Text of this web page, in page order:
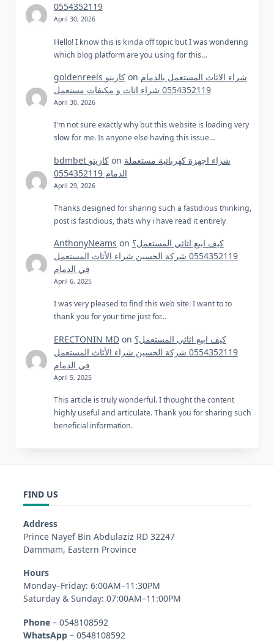
0554352119
April 30, 2026
Hello! I know this is kinda off topic but I was wondering
which blog platform are you using for this…
goldenreels كازينوon شراء الاثاث المستعمل بالدمام
0554352119 شراء اثاث و مكيفات مستعمل
April 30, 2026
I'm not sure exactly why but this website is loading very
slow for me. Is anyone else having this issue…
bdmbet كازينوon شراء اجهزة كهربائية مستعملة
الدمام 0554352119
April 29, 2026
Thanks designed for sharing such a fastidious thinking,
post is fastidious, thats why i have read it entirely
AnthonyNeams on كيف ابيع اثاثي المستعمل؟
0554352119 شركة الحسين شراء الأثاث المستعمل
في الدمام
April 6, 2025
I was very pleased to find this web site. I want to to
thank you for your time just for…
ERECTONIN MDon كيف ابيع اثاثي المستعمل؟
0554352119 شركة الحسين شراء الأثاث المستعمل
في الدمام
April 5, 2025
This article is truly wonderful. I thought the content
highly useful and articulate. Thank you for sharing such
beneficial information.
FIND US
Address
Prince Nayef Bin Abdulaziz RD 32247
Dammam, Eastern Province
Hours
Monday–Friday: 6:00AM–11:30PM
Saturday & Sunday: 07:00AM–11:00PM
Phone – 0548108592
WhatsApp – 0548108592